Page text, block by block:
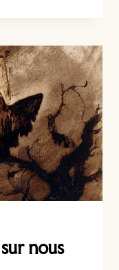
nous